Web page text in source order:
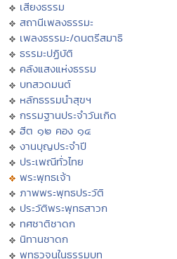
เสียงธรรม
สถานีเพลงธรรมะ
เพลงธรรมะ/ดนตรีสมาธิ
ธรรมะปฏิบัติ
คลังแสงแห่งธรรม
บทสวดมนต์
หลักธรรมนำสุขฯ
กรรมฐานประจำวันเกิด
ฮีต ๑๒ คอง ๑๔
งานบุญประจำปี
ประเพณีทั่วไทย
พระพุทธเจ้า
ภาพพระพุทธประวัติ
ประวัติพระพุทธสาวก
ทศชาติชาดก
นิทานชาดก
พุทธวจนในธรรมบท